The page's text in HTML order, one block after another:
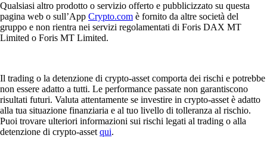
Qualsiasi altro prodotto o servizio offerto e pubblicizzato su questa
pagina web o sull’App Crypto.com è fornito da altre società del
gruppo e non rientra nei servizi regolamentati di Foris DAX MT
Limited o Foris MT Limited.
Il trading o la detenzione di crypto-asset comporta dei rischi e potrebbe
non essere adatto a tutti. Le performance passate non garantiscono
risultati futuri. Valuta attentamente se investire in crypto-asset è adatto
alla tua situazione finanziaria e al tuo livello di tolleranza al rischio.
Puoi trovare ulteriori informazioni sui rischi legati al trading o alla
detenzione di crypto-asset qui.